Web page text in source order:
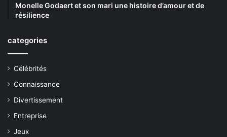
Monelle Godaert et son mari une histoire d’amour et de
résilience
categories
Célébrités
Connaissance
Divertissement
Entreprise
Jeux